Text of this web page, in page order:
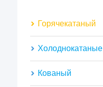
Горячекатаный
Холоднокатаные
Кованый